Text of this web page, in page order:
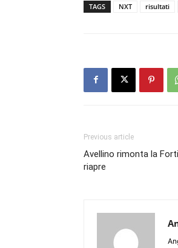
TAGS NXT risultati
Previous article
Avellino rimonta la
riapre